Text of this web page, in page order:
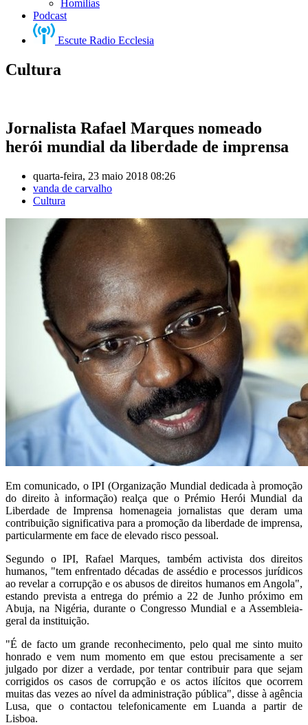
Homilias
Podcast
Escute Radio Ecclesia
Cultura
Jornalista Rafael Marques nomeado
herói mundial da liberdade de imprensa
quarta-feira, 23 maio 2018 08:26
vanda de carvalho
Cultura
Em comunicado, o IPI (Organização Mundial dedicada à promoção
do direito à informação) realça que o Prémio Herói Mundial da
Liberdade de Imprensa homenageia jornalistas que deram uma
contribuição significativa para a promoção da liberdade de imprensa,
particularmente em face de elevado risco pessoal.
Segundo o IPI, Rafael Marques, também activista dos direitos
humanos, "tem enfrentado décadas de assédio e processos jurídicos
ao revelar a corrupção e os abusos de direitos humanos em Angola",
estando prevista a entrega do prémio a 22 de Junho próximo em
Abuja, na Nigéria, durante o Congresso Mundial e a Assembleia-
geral da instituição.
"É de facto um grande reconhecimento, pelo qual me sinto muito
honrado e vem num momento em que estou precisamente a ser
julgado por dizer a verdade, por tentar contribuir para que sejam
corrigidos os casos de corrupção e os actos ilícitos que ocorrem
muitas das vezes ao nível da administração pública", disse à agência
Lusa, que o contactou telefonicamente em Luanda a partir de
Lisboa.